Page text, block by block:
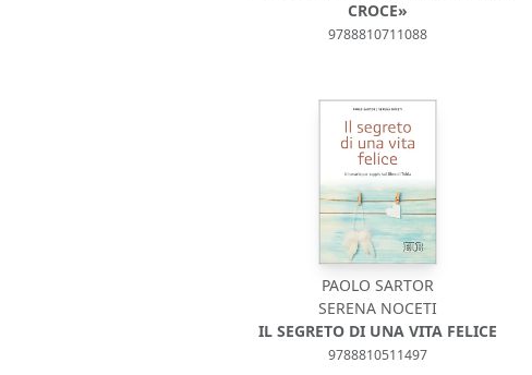
CROCE»
9788810711088
PAOLO SARTOR
SERENA NOCETI
IL SEGRETO DI UNA VITA FELICE
9788810511497